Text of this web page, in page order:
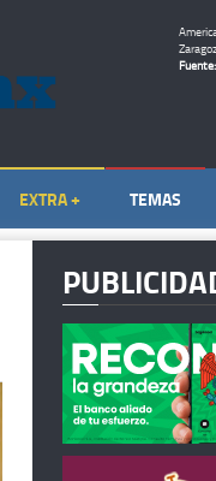
EXTRA + TEMAS